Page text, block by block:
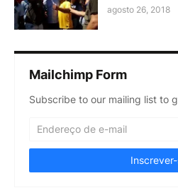
agosto 26, 2018
Mailchimp Form
Subscribe to our mailing list to